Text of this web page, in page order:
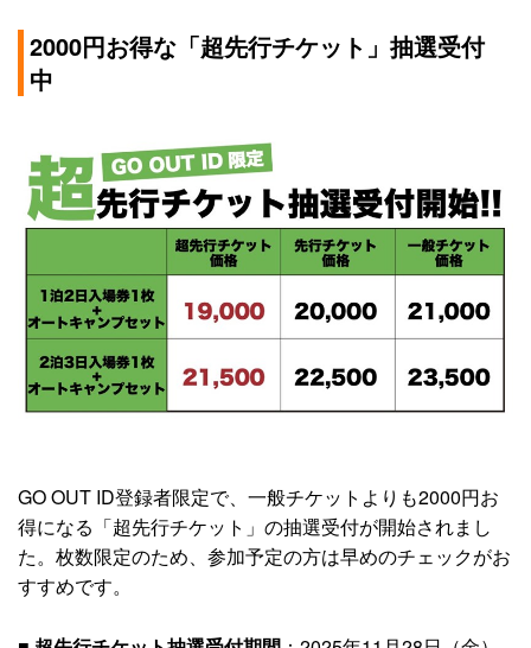
2000円お得な「超先行チケット」抽選受付
中
GO OUT ID登録者限定で、一般チケットよりも2000円お
得になる「超先行チケット」の抽選受付が開始されまし
た。枚数限定のため、参加予定の方は早めのチェックがお
すすめです。